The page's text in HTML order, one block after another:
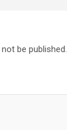
be published.